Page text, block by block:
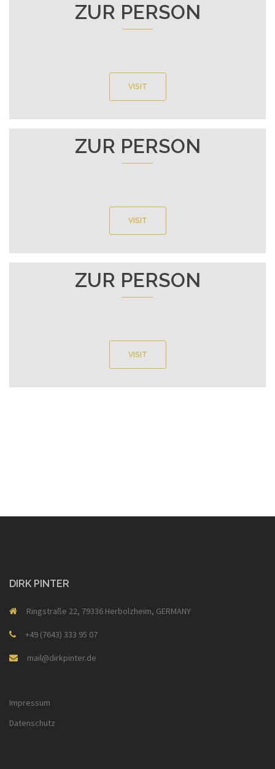
ZUR PERSON
VISIT
ZUR PERSON
VISIT
ZUR PERSON
VISIT
DIRK PINTER
Ringstraße 22, 79336 Herbolzheim, GERMANY
+49 (7643) 333 95 07
mail@dirkpinter.de
Impressum
Datenschutz